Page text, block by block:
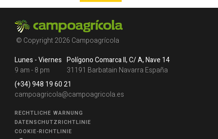
© Copyright 2026 Campoagrícola
Lunes - Viernes
9 am - 8 pm
Polígono Comarca II, C/ A, Nave 14
31191 Barbatain Navarra España
(+34) 948 19 60 21
campoagricola@campoagricola.es
RECHTLICHE WARNUNG
DATENSCHUTZRICHTLINIE
COOKIE-RICHTLINIE